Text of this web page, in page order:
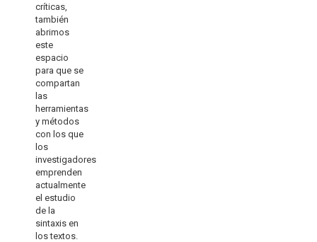
críticas,
también
abrimos
este
espacio
para que se
compartan
las
herramientas
y métodos
con los que
los
investigadores
emprenden
actualmente
el estudio
de la
sintaxis en
los textos.